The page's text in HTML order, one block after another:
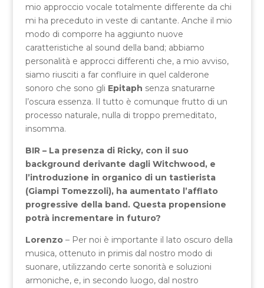
mio approccio vocale totalmente differente da chi
mi ha preceduto in veste di cantante. Anche il mio
modo di comporre ha aggiunto nuove
caratteristiche al sound della band; abbiamo
personalità e approcci differenti che, a mio avviso,
siamo riusciti a far confluire in quel calderone
sonoro che sono gli Epitaph senza snaturarne
l’oscura essenza. Il tutto è comunque frutto di un
processo naturale, nulla di troppo premeditato,
insomma.
BIR – La presenza di Ricky, con il suo
background derivante dagli Witchwood, e
l’introduzione in organico di un tastierista
(Giampi Tomezzoli), ha aumentato l’afflato
progressive della band. Questa propensione
potrà incrementare in futuro?
Lorenzo – Per noi è importante il lato oscuro della
musica, ottenuto in primis dal nostro modo di
suonare, utilizzando certe sonorità e soluzioni
armoniche, e, in secondo luogo, dal nostro